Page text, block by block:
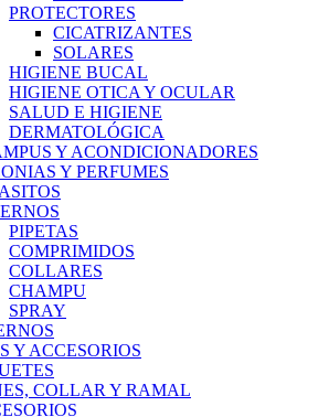
PROTECTORES
CICATRIZANTES
SOLARES
HIGIENE BUCAL
HIGIENE OTICA Y OCULAR
SALUD E HIGIENE
DERMATOLÓGICA
Y ACONDICIONADORES
Y PERFUMES
PIPETAS
COMPRIMIDOS
COLLARES
CHAMPU
SPRAY
Y ACCESORIOS
COLLAR Y RAMAL